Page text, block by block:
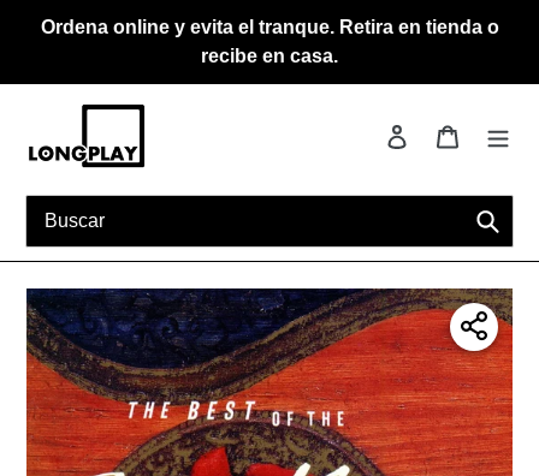
directamente
contenido
Ordena online y evita el tranque. Retira en tienda o
recibe en casa.
Ingresar Carrito